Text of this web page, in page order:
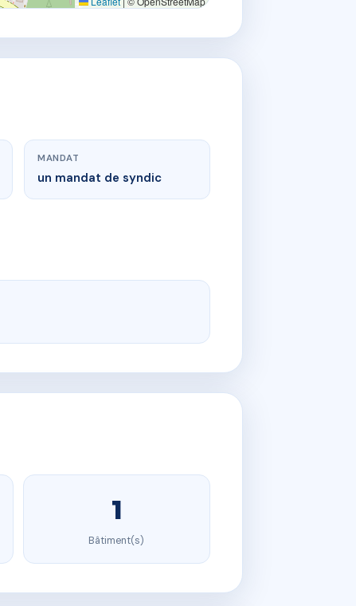
MANDAT
un mandat de syndic
1
Bâtiment(s)